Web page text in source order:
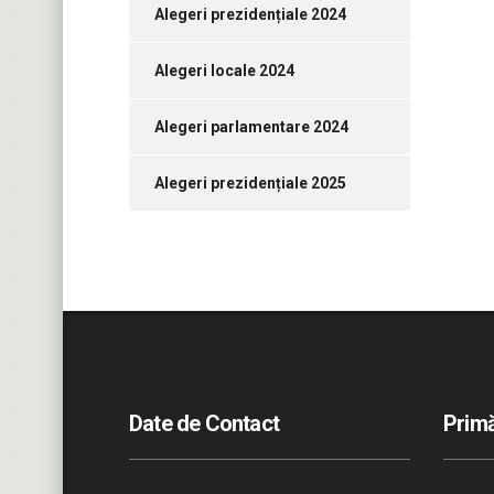
Alegeri prezidențiale 2024
Alegeri locale 2024
Alegeri parlamentare 2024
Alegeri prezidențiale 2025
Date de Contact